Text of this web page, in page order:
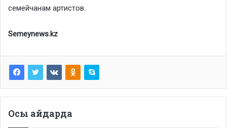
семейчанам артистов.
Semeynews.kz
Осы айдарда